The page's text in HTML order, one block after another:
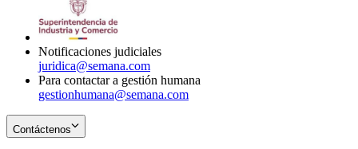
Notificaciones judiciales
juridica@semana.com
Para contactar a gestión humana
gestionhumana@semana.com
Contáctenos